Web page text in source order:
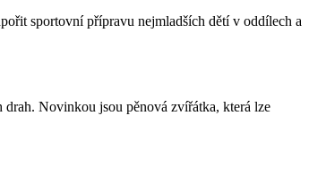
sportovní přípravu nejmladších dětí v oddílech a
Novinkou jsou pěnová zvířátka, která lze